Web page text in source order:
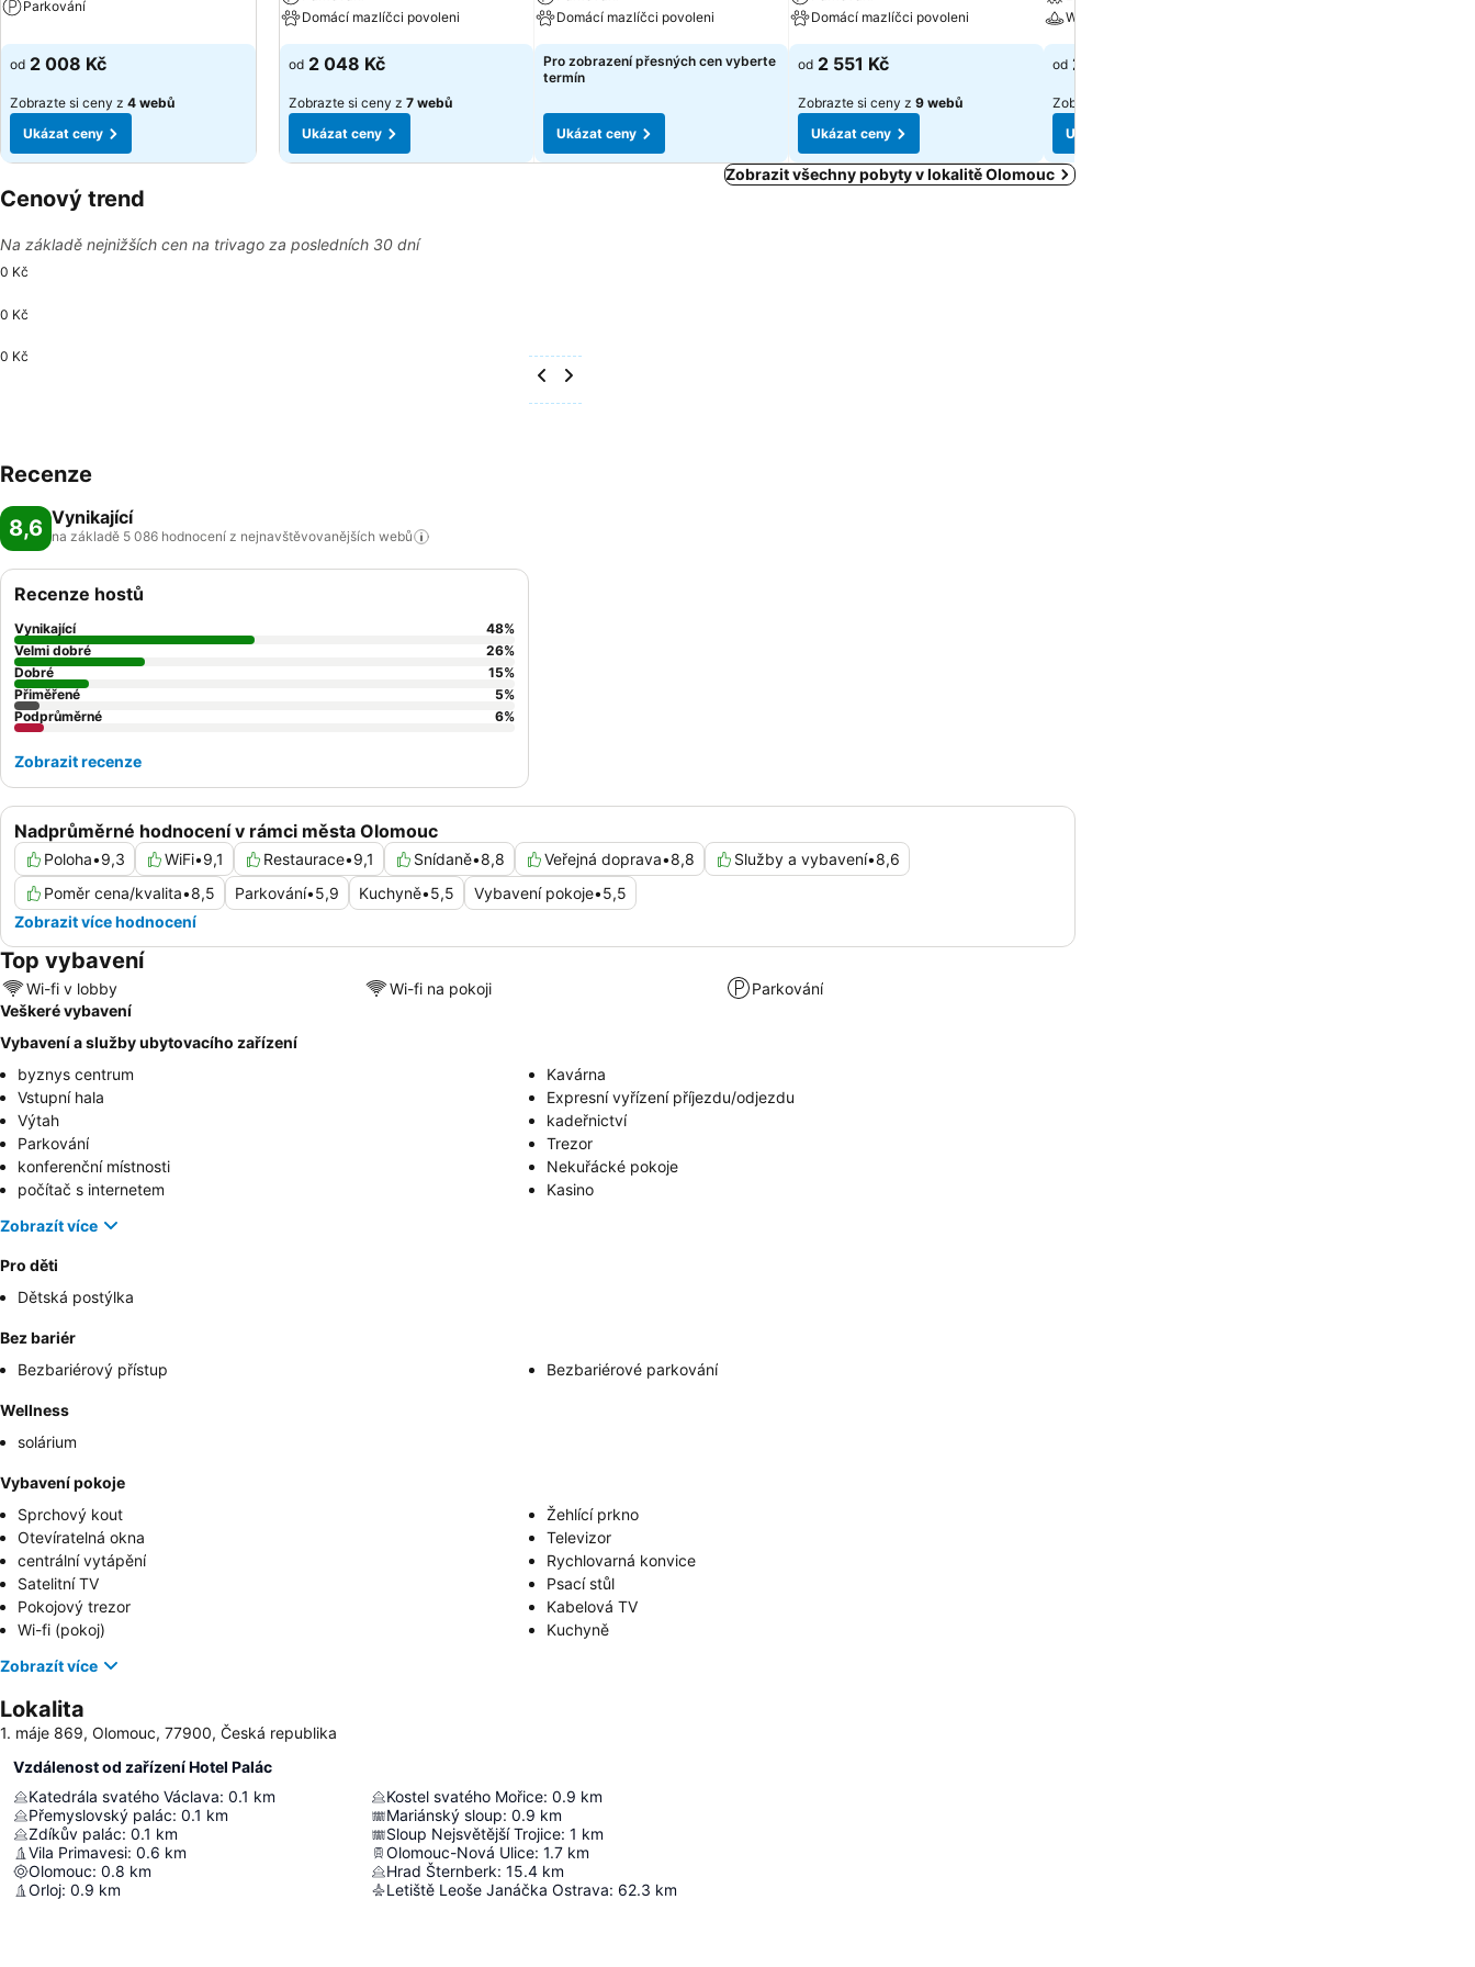
Parkování
od 2 008 Kč
Zobrazte si ceny z 4 webů
Ukázat ceny
Domácí mazlíčci povoleni
od 2 048 Kč
Zobrazte si ceny z 7 webů
Ukázat ceny
Domácí mazlíčci povoleni
Pro zobrazení přesných cen vyberte
termín
Ukázat ceny
Domácí mazlíčci povoleni
od 2 551 Kč
Zobrazte si ceny z 9 webů
Ukázat ceny
Wellness
od 2 925 Kč
Zobrazte si ceny z
Ukázat ceny
Zobrazit všechny pobyty v lokalitě Olomouc
Cenový trend
Na základě nejnižších cen na trivago za posledních 30 dní
0 Kč
0 Kč
0 Kč
Recenze
8,6 Vynikající
na základě 5 086 hodnocení z nejnavštěvovanějších webů
Nadprůměrné hodnocení v rámci města Olomouc
Poloha•9,3 WiFi•9,1 Restaurace•9,1 Snídaně•8,8 Veřejná doprava•8,8 Služby a vybavení•8,6
Poměr cena/kvalita•8,5 Parkování•5,9 Kuchyně•5,5 Vybavení pokoje•5,5
Zobrazit více hodnocení
Recenze hostů
Vynikající 48%
Velmi dobré
26%
Dobré
15%
Přiměřené
5%
Podprůměrné
6%
Zobrazit recenze
Top vybavení
Wi-fi v lobby Wi-fi na pokoji
Parkování
Veškeré vybavení
Vybavení a služby ubytovacího zařízení
byznys centrum
Kavárna
Vstupní hala
Expresní vyřízení příjezdu/odjezdu
Výtah
kadeřnictví
Parkování
Trezor
konferenční místnosti
Nekuřácké pokoje
počítač s internetem
Kasino
Zobrazít více
Pro děti
Dětská postýlka
Bez bariér
Bezbariérový přístup
Bezbariérové parkování
Wellness
solárium
Vybavení pokoje
Sprchový kout
Žehlící prkno
Otevíratelná okna
Televizor
centrální vytápění
Rychlovarná konvice
Satelitní TV
Psací stůl
Pokojový trezor
Kabelová TV
Wi-fi (pokoj)
Kuchyně
Zobrazít více
Lokalita
1. máje 869, Olomouc, 77900, Česká republika
Vzdálenost od zařízení Hotel Palác
Katedrála svatého Václava: 0.1 km
Přemyslovský palác: 0.1 km
Zdíkův palác: 0.1 km
Vila Primavesi: 0.6 km
Olomouc: 0.8 km
Orloj: 0.9 km
Kostel svatého Mořice: 0.9 km
Mariánský sloup: 0.9 km
Sloup Nejsvětější Trojice: 1 km
Olomouc-Nová Ulice: 1.7 km
Hrad Šternberk: 15.4 km
Letiště Leoše Janáčka Ostrava: 62.3 km